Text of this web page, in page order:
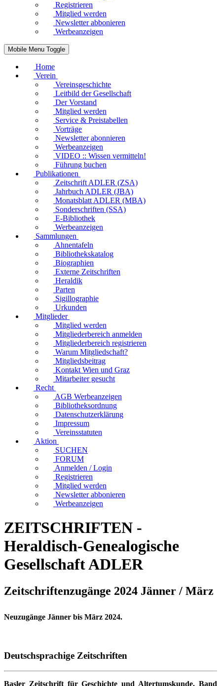
Registrieren
Mitglied werden
Newsletter abbonieren
Werbeanzeigen
Mobile Menu Toggle
Home
Verein
Vereinsgeschichte
Leitbild der Gesellschaft
Der Vorstand
Mitglied werden
Service & Preistabellen
Vorträge
Newsletter abonnieren
Werbeanzeigen
VIDEO :: Wissen vermitteln!
Führung buchen
Publikationen
Zeitschrift ADLER (ZSA)
Jahrbuch ADLER (JBA)
Monatsblatt ADLER (MBA)
Sonderschriften (SSA)
E-Bibliothek
Werbeanzeigen
Sammlungen
Ahnentafeln
Bibliothekskatalog
Biographien
Externe Zeitschriften
Heraldik
Parten
Sigillographie
Urkunden
Mitglieder
Mitglied werden
Mitgliederbereich anmelden
Mitgliederbereich registrieren
Warum Mitgliedschaft?
Mitgliedsbeitrag
Kontakt Wien und Graz
Mitarbeiter gesucht
Recht
AGB Werbeanzeigen
Bibliotheksordnung
Datenschutzerklärung
Impressum
Vereinsstatuten
Aktion
SUCHEN
FORUM
Anmelden / Login
Registrieren
Mitglied werden
Newsletter abbonieren
Werbeanzeigen
ZEITSCHRIFTEN -
Heraldisch-Genealogische
Gesellschaft ADLER
Zeitschriftenzugänge 2024 Jänner / März
Neuzugänge Jänner bis März 2024.
Deutschsprachige Zeitschriften
Basler Zeitschrift für Geschichte und Altertumskunde. Band